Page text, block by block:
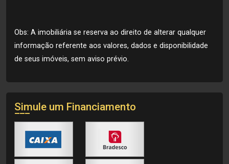
Obs: A imobiliária se reserva ao direito de alterar qualquer
informação referente aos valores, dados e disponibilidade
de seus imóveis, sem aviso prévio.
Simule um Financiamento